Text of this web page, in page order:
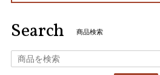
Search 商品検索